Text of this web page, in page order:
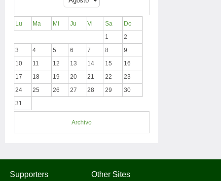
Lu Ma Mi Ju Vi Sa
Do
1
2
3
4 5 6 7 8
9
10
11 12 13 14 15
16
17
18 19 20 21 22
23
24
25 26 27 28 29
30
31
Archivo
Supporters Other Sites